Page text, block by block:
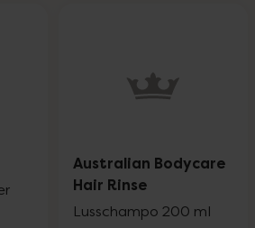
Australian Bodycare
Hair Rinse
Lusschampo 200 ml